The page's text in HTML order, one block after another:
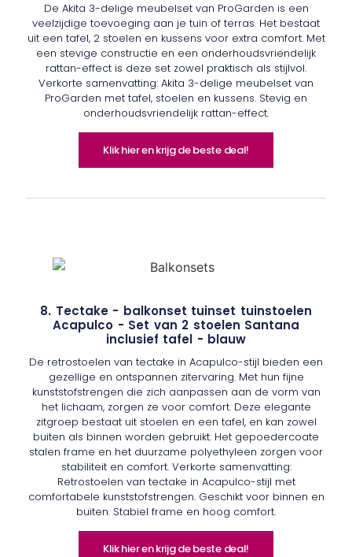
De Akita 3-delige meubelset van ProGarden is een
veelzijdige toevoeging aan je tuin of terras. Het bestaat
uit een tafel, 2 stoelen en kussens voor extra comfort. Met
een stevige constructie en een onderhoudsvriendelijk
rattan-effect is deze set zowel praktisch als stijlvol.
Verkorte samenvatting: Akita 3-delige meubelset van
ProGarden met tafel, stoelen en kussens. Stevig en
onderhoudsvriendelijk rattan-effect.
Klik hier en krijg de beste deal!
8. Tectake - balkonset tuinset tuinstoelen
Acapulco - Set van 2 stoelen Santana
inclusief tafel - blauw
De retrostoelen van tectake in Acapulco-stijl bieden een
gezellige en ontspannen zitervaring. Met hun fijne
kunststofstrengen die zich aanpassen aan de vorm van
het lichaam, zorgen ze voor comfort. Deze elegante
zitgroep bestaat uit stoelen en een tafel, en kan zowel
buiten als binnen worden gebruikt. Het gepoedercoate
stalen frame en het duurzame polyethyleen zorgen voor
stabiliteit en comfort. Verkorte samenvatting:
Retrostoelen van tectake in Acapulco-stijl met
comfortabele kunststofstrengen. Geschikt voor binnen en
buiten. Stabiel frame en hoog comfort.
Klik hier en krijg de beste deal!